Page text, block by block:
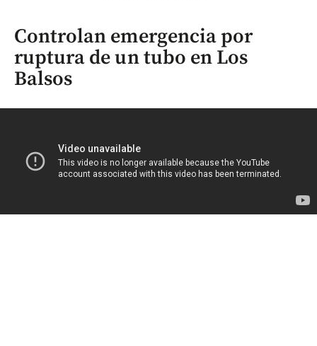
Controlan emergencia por
ruptura de un tubo en Los
Balsos